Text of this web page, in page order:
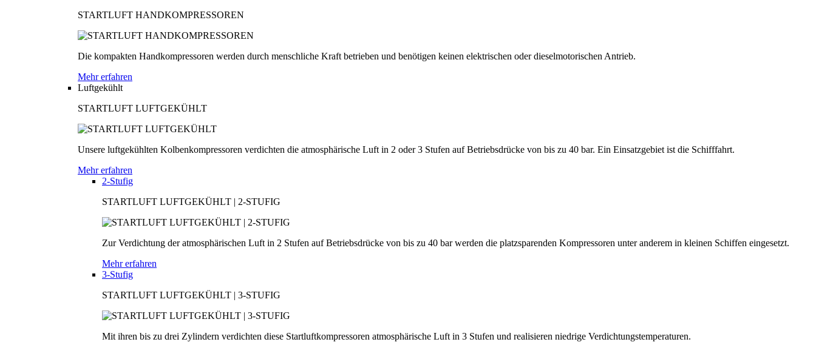
STARTLUFT HANDKOMPRESSOREN
Die kompakten Handkompressoren werden durch menschliche Kraft betrieben und benötigen keinen elektrischen oder dieselmotorischen Antrieb.
Mehr erfahren
Luftgekühlt
STARTLUFT LUFTGEKÜHLT
Unsere luftgekühlten Kolbenkompressoren verdichten die atmosphärische Luft in 2 oder 3 Stufen auf Betriebsdrücke von bis zu 40 bar. Ein Einsatzgebiet ist die Schifffahrt.
Mehr erfahren
2-Stufig
STARTLUFT LUFTGEKÜHLT | 2-STUFIG
Zur Verdichtung der atmosphärischen Luft in 2 Stufen auf Betriebsdrücke von bis zu 40 bar werden die platzsparenden Kompressoren unter anderem in kleinen Schiffen eingesetzt.
Mehr erfahren
3-Stufig
STARTLUFT LUFTGEKÜHLT | 3-STUFIG
Mit ihren bis zu drei Zylindern verdichten diese Startluftkompressoren atmosphärische Luft in 3 Stufen und realisieren niedrige Verdichtungstemperaturen.